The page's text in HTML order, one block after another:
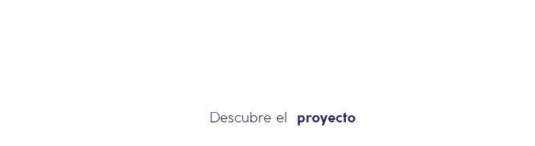
Descubre el proyecto